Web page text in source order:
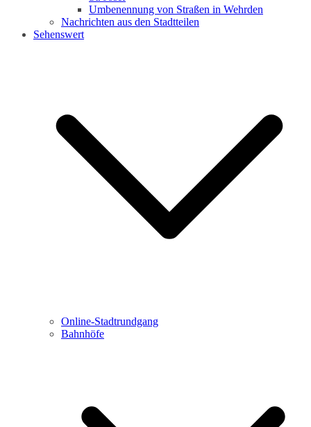
Umbenennung von Straßen in Wehrden
Nachrichten aus den Stadtteilen
Sehenswert
Online-Stadtrundgang
Bahnhöfe